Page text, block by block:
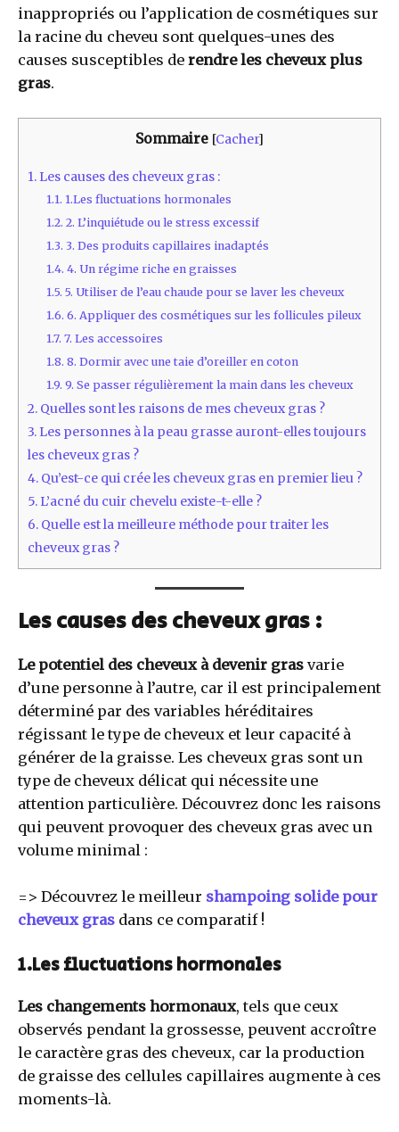
inappropriés ou l’application de cosmétiques sur
la racine du cheveu sont quelques-unes des
causes susceptibles de rendre les cheveux plus
gras.
Sommaire [Cacher]
1. Les causes des cheveux gras :
1.1. 1.Les fluctuations hormonales
1.2. 2. L’inquiétude ou le stress excessif
1.3. 3. Des produits capillaires inadaptés
1.4. 4. Un régime riche en graisses
1.5. 5. Utiliser de l’eau chaude pour se laver les cheveux
1.6. 6. Appliquer des cosmétiques sur les follicules pileux
1.7. 7. Les accessoires
1.8. 8. Dormir avec une taie d’oreiller en coton
1.9. 9. Se passer régulièrement la main dans les cheveux
2. Quelles sont les raisons de mes cheveux gras ?
3. Les personnes à la peau grasse auront-elles toujours
les cheveux gras ?
4. Qu’est-ce qui crée les cheveux gras en premier lieu ?
5. L’acné du cuir chevelu existe-t-elle ?
6. Quelle est la meilleure méthode pour traiter les
cheveux gras ?
Les causes des cheveux gras :
Le potentiel des cheveux à devenir gras varie
d’une personne à l’autre, car il est principalement
déterminé par des variables héréditaires
régissant le type de cheveux et leur capacité à
générer de la graisse. Les cheveux gras sont un
type de cheveux délicat qui nécessite une
attention particulière. Découvrez donc les raisons
qui peuvent provoquer des cheveux gras avec un
volume minimal :
=> Découvrez le meilleur shampoing solide pour
cheveux gras dans ce comparatif !
1.Les fluctuations hormonales
Les changements hormonaux, tels que ceux
observés pendant la grossesse, peuvent accroître
le caractère gras des cheveux, car la production
de graisse des cellules capillaires augmente à ces
moments-là.